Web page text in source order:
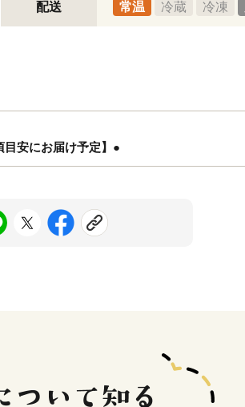
配送 常温 冷蔵 冷凍
安にお届け予定】●